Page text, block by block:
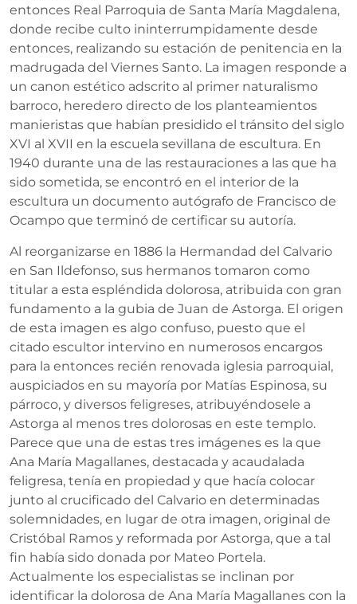
entonces Real Parroquia de Santa María Magdalena,
donde recibe culto ininterrumpidamente desde
entonces, realizando su estación de penitencia en la
madrugada del Viernes Santo. La imagen responde a
un canon estético adscrito al primer naturalismo
barroco, heredero directo de los planteamientos
manieristas que habían presidido el tránsito del siglo
XVI al XVII en la escuela sevillana de escultura. En
1940 durante una de las restauraciones a las que ha
sido sometida, se encontró en el interior de la
escultura un documento autógrafo de Francisco de
Ocampo que terminó de certificar su autoría.
Al reorganizarse en 1886 la Hermandad del Calvario
en San Ildefonso, sus hermanos tomaron como
titular a esta espléndida dolorosa, atribuida con gran
fundamento a la gubia de Juan de Astorga. El origen
de esta imagen es algo confuso, puesto que el
citado escultor intervino en numerosos encargos
para la entonces recién renovada iglesia parroquial,
auspiciados en su mayoría por Matías Espinosa, su
párroco, y diversos feligreses, atribuyéndosele a
Astorga al menos tres dolorosas en este templo.
Parece que una de estas tres imágenes es la que
Ana María Magallanes, destacada y acaudalada
feligresa, tenía en propiedad y que hacía colocar
junto al crucificado del Calvario en determinadas
solemnidades, en lugar de otra imagen, original de
Cristóbal Ramos y reformada por Astorga, que a tal
fin había sido donada por Mateo Portela.
Actualmente los especialistas se inclinan por
identificar la dolorosa de Ana María Magallanes con la